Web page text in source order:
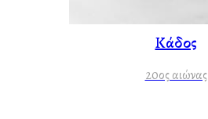
Κάδος
20ος αιώνας